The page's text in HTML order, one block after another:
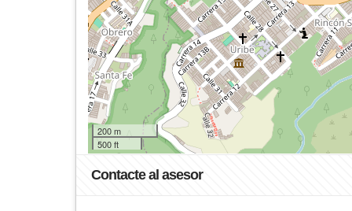
200 m
500 ft
Contacte al asesor